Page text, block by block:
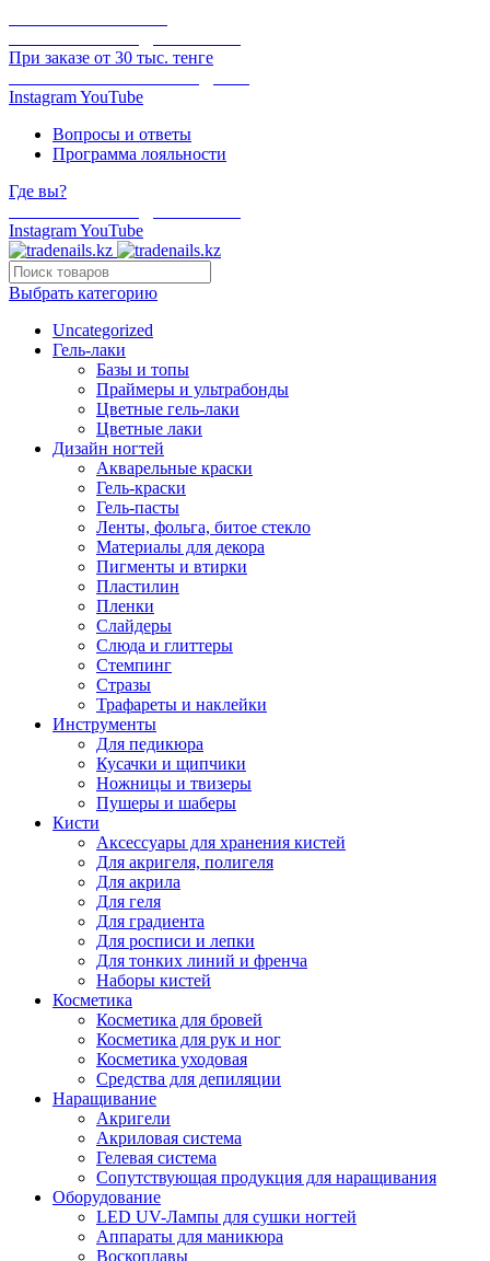
При заказе от 30 тыс. тенге
InstagramYouTube
Вопросы и ответы
Программа лояльности
Где вы?
InstagramYouTube
Выбрать категорию
Uncategorized
Гель-лаки
Базы и топы
Праймеры и ультрабонды
Цветные гель-лаки
Цветные лаки
Дизайн ногтей
Акварельные краски
Гель-краски
Гель-пасты
Ленты, фольга, битое стекло
Материалы для декора
Пигменты и втирки
Пластилин
Пленки
Слайдеры
Слюда и глиттеры
Стемпинг
Стразы
Трафареты и наклейки
Инструменты
Для педикюра
Кусачки и щипчики
Ножницы и твизеры
Пушеры и шаберы
Кисти
Аксессуары для хранения кистей
Для акригеля, полигеля
Для акрила
Для геля
Для градиента
Для росписи и лепки
Для тонких линий и френча
Наборы кистей
Косметика
Косметика для бровей
Косметика для рук и ног
Косметика уходовая
Средства для депиляции
Наращивание
Акригели
Акриловая система
Гелевая система
Сопутствующая продукция для наращивания
Оборудование
LED UV-Лампы для сушки ногтей
Аппараты для маникюра
Воскоплавы